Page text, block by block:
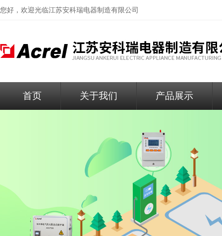
您好，欢迎光临江苏安科瑞电器制造有限公司
首页 关于我们 产品展示